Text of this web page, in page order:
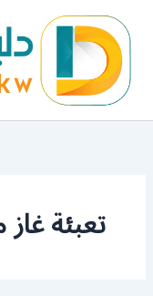
المحتوى
تعبئة